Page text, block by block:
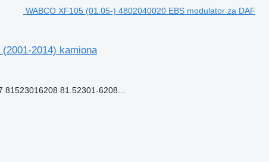
WABCO XF105 (01.05-) 4802040020 EBS modulator za DAF
2014) kamiona
81.52301-6208...